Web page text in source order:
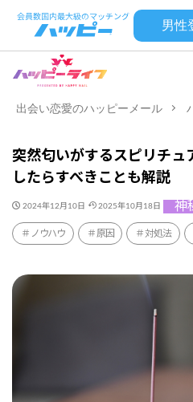
男性
出会い恋愛のハッピーメール
突然匂いがするスピリチュ
したらすべきことも解説
2024年12月10日 2025年10月18日 神
ノウハウ 原因 対処法